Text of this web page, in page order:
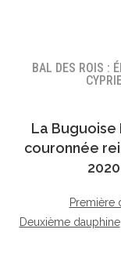
BAL DES ROIS :
La Buguoise
couronnée
Première
Deuxième dauphine